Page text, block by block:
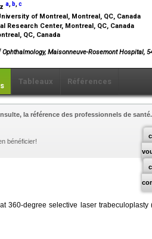
a, b,c
of Montreal, Montreal, QC, Canada
Research Center, Montreal, QC, Canada
QC, Canada
Maisonneuve-Rosemont Hospital,
Tableaux Références
la référence des professionnels de santé.
bénéficier!
360-degree selective laser